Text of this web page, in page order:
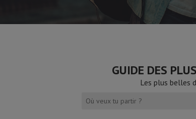
GUIDE DES
Les plus belles